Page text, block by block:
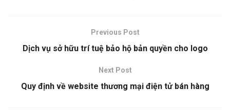
Previous Post
Dịch vụ sở hữu trí tuệ bảo hộ bản quyền cho logo
Next Post
Quy định về website thương mại điện tử bán hàng